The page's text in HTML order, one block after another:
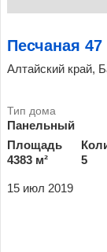
Песчаная 47
Алтайский край,
Панельный
Площадь
4383 м²
5
15 июл 2019